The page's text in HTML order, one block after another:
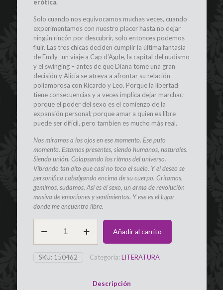
erótica.
Solo cuando nos equivocamos muchas veces, cuando
experimentamos con nuestro placer hasta no dejar
ningún rincón por descubrir, solo entonces podemos
fluir. Las tres chicas deciden cumplir la última fantasía
de Emily -un viaje a Cap d’Agde, la capital del nudismo
y el swinging – antes de que Diana tome una gran
decisión y Alicia se atreva a afrontar su relación
poliamorosa con Ricardo y Leo. Porque la libertad
tiene consecuencias y a veces implica dejar marchar;
porque el poder del sexo es el comienzo de la
expansión personal; porque amar a quien es libre
puede ser difícil, pero tambien es mucho más real.
Nos miramos a los ojos en ese momento. Ese puto
momento. Estamos presentes, siendo humanos, naturales.
Siendo unión. Colapsando los ritmos del universo.
Vibrando tan alto que casi no toco el suelo. Y el deseo se
personifica cabalgando encima de su cuerpo. Gritamos,
gemimos, sudamos. Así es el sexo, un arma de revolución
masiva de emociones y sentimientos. Y ese es el lugar
donde me encuentro libre.
LIBRES
EDICIONES
Añadir al carrito
SKU: 150462 Categoría: LITERATURA
Descripción